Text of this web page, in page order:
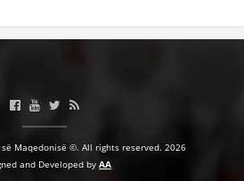
Maqedonisë ©. All rights reserved. 2026
and Developed by AA